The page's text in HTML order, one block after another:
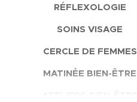
RÉFLEXOLOGIE
SOINS VISAGE
CERCLE DE FEMMES
MATINÉE BIEN-ÊTRE